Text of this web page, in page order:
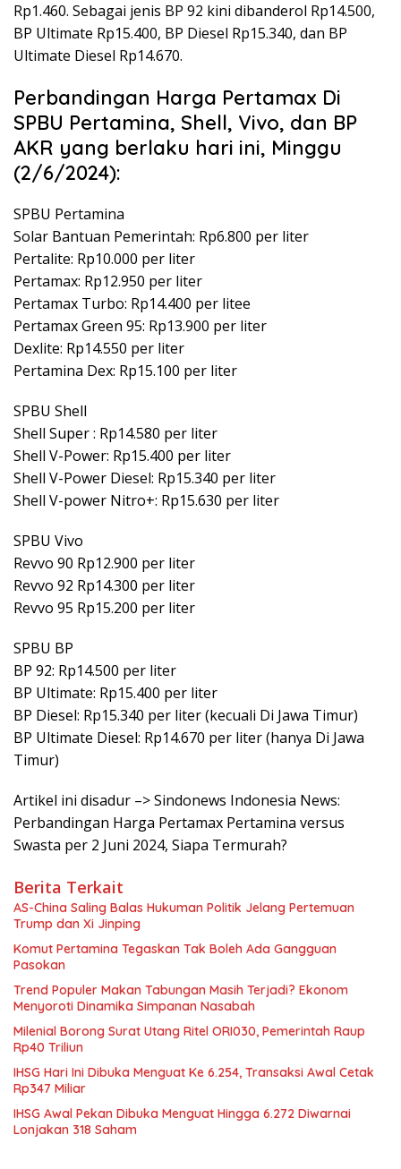
Rp1.460. Sebagai jenis BP 92 kini dibanderol Rp14.500,
BP Ultimate Rp15.400, BP Diesel Rp15.340, dan BP
Ultimate Diesel Rp14.670.
Perbandingan Harga Pertamax Di
SPBU Pertamina, Shell, Vivo, dan BP
AKR yang berlaku hari ini, Minggu
(2/6/2024):
SPBU Pertamina
Solar Bantuan Pemerintah: Rp6.800 per liter
Pertalite: Rp10.000 per liter
Pertamax: Rp12.950 per liter
Pertamax Turbo: Rp14.400 per litee
Pertamax Green 95: Rp13.900 per liter
Dexlite: Rp14.550 per liter
Pertamina Dex: Rp15.100 per liter
SPBU Shell
Shell Super : Rp14.580 per liter
Shell V-Power: Rp15.400 per liter
Shell V-Power Diesel: Rp15.340 per liter
Shell V-power Nitro+: Rp15.630 per liter
SPBU Vivo
Revvo 90 Rp12.900 per liter
Revvo 92 Rp14.300 per liter
Revvo 95 Rp15.200 per liter
SPBU BP
BP 92: Rp14.500 per liter
BP Ultimate: Rp15.400 per liter
BP Diesel: Rp15.340 per liter (kecuali Di Jawa Timur)
BP Ultimate Diesel: Rp14.670 per liter (hanya Di Jawa
Timur)
Artikel ini disadur –> Sindonews Indonesia News:
Perbandingan Harga Pertamax Pertamina versus
Swasta per 2 Juni 2024, Siapa Termurah?
Berita Terkait
AS-China Saling Balas Hukuman Politik Jelang Pertemuan
Trump dan Xi Jinping
Komut Pertamina Tegaskan Tak Boleh Ada Gangguan
Pasokan
Trend Populer Makan Tabungan Masih Terjadi? Ekonom
Menyoroti Dinamika Simpanan Nasabah
Milenial Borong Surat Utang Ritel ORI030, Pemerintah Raup
Rp40 Triliun
IHSG Hari Ini Dibuka Menguat Ke 6.254, Transaksi Awal Cetak
Rp347 Miliar
IHSG Awal Pekan Dibuka Menguat Hingga 6.272 Diwarnai
Lonjakan 318 Saham